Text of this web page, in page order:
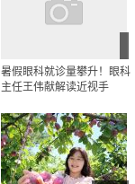
暑假眼科就诊量攀升！眼科
主任王伟献解读近视手